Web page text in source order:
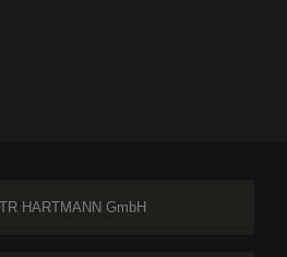
HARTMANN GmbH